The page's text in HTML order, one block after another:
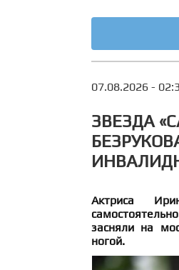
07.08.2026 -
ЗВЕЗДА
Актриса
засняли на
ногой.